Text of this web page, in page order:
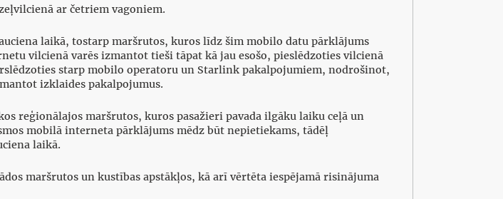
ar četriem vagoniem.
laikā, tostarp maršrutos, kuros līdz šim mobilo datu pārklājums
vilcienā varēs izmantot tieši tāpat kā jau esošo, pieslēdzoties vilcienā
starp mobilo operatoru un Starlink pakalpojumiem, nodrošinot,
izklaides pakalpojumus.
reģionālajos maršrutos, kuros pasažieri pavada ilgāku laiku ceļā un
mobilā interneta pārklājums mēdz būt nepietiekams, tādēļ
laikā.
maršrutos un kustības apstākļos, kā arī vērtēta iespējamā risinājuma